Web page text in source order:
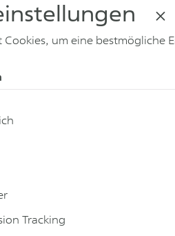
Cookies, um eine bestmögliche
Tracking